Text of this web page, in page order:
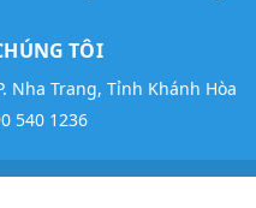
TÔI
Nha Trang, Tỉnh Khánh Hòa
540 1236